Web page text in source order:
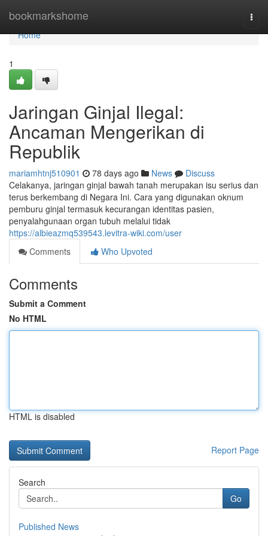
bookmarkshome
Home
Home
1
Jaringan Ginjal Ilegal:
Ancaman Mengerikan di
Republik
mariamhtnj510901 78 days ago News
Discuss
Celakanya, jaringan ginjal bawah tanah merupakan isu serius dan
terus berkembang di Negara Ini. Cara yang digunakan oknum
pemburu ginjal termasuk kecurangan identitas pasien,
penyalahgunaan organ tubuh melalui tidak
https://albieazmq539543.levitra-wiki.com/user
Comments
Who Upvoted
Comments
Submit a Comment
No HTML
HTML is disabled
Report Page
Search
Go
Published News